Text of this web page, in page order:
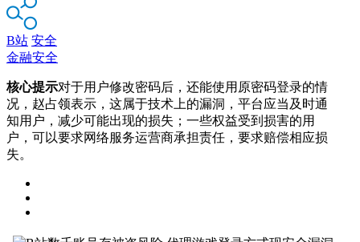
B站 安全
金融安全
核心提示对于用户修改密码后，还能使用原密码登录的情
况，赵占领表示，这属于技术上的漏洞，平台应当及时通
知用户，减少可能出现的损失；一些权益受到损害的用
户，可以要求网络服务运营商承担责任，要求赔偿相应损
失。